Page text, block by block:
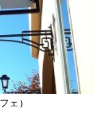
ェ）